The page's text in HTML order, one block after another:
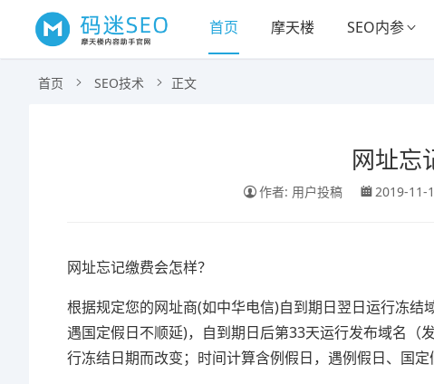
首页 摩天楼 SEO内参
首页 SEO技术 正文
网址忘
作者: 用户投稿 2019-11-
网址忘记缴费会怎样？
根据规定您的网址商(如中华电信)自到期日翌日运行冻结
遇国定假日不顺延)，自到期日后第33天运行发布域名（
行冻结日期而改变；时间计算含例假日，遇例假日、国定